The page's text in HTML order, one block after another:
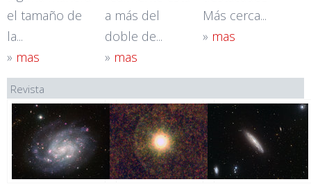
el tamaño de
la...
» mas
a más del
doble de...
» mas
Más cerca...
» mas
Revista